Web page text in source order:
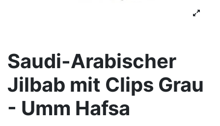
Saudi-Arabischer
Jilbab mit Clips Grau
- Umm Hafsa